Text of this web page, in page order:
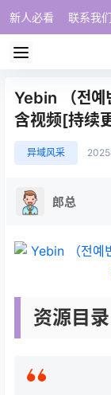
新人必看 联系我们
Yebin （전
含视频[持续
异域风采 2025
郎总
资源目录